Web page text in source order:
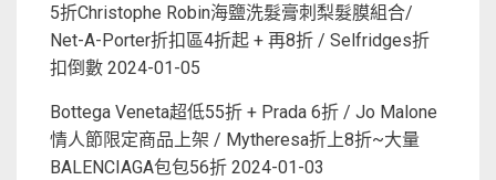
5折Christophe Robin海鹽洗髮膏刺梨髮膜組合/
Net-A-Porter折扣區4折起 + 再8折 / Selfridges折
扣倒數 2024-01-05
Bottega Veneta超低55折 + Prada 6折 / Jo Malone
情人節限定商品上架 / Mytheresa折上8折~大量
BALENCIAGA包包56折 2024-01-03